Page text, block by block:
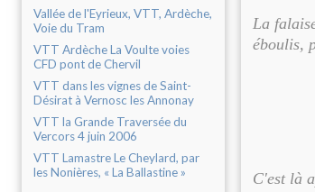
Vallée de l'Eyrieux, VTT, Ardèche,
Voie du Tram
VTT Ardèche La Voulte voies
CFD pont de Chervil
VTT dans les vignes de Saint-
Désirat à Vernosc les Annonay
VTT la Grande Traversée du
Vercors 4 juin 2006
VTT Lamastre Le Cheylard, par
les Nonières, « La Ballastine »
La
éboulis,
C'est là